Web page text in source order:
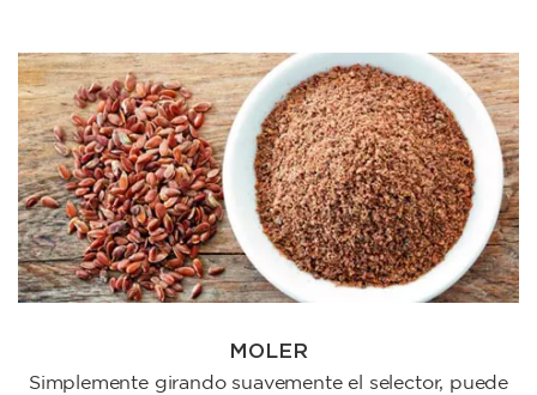
MOLER
Simplemente girando suavemente el selector, puede